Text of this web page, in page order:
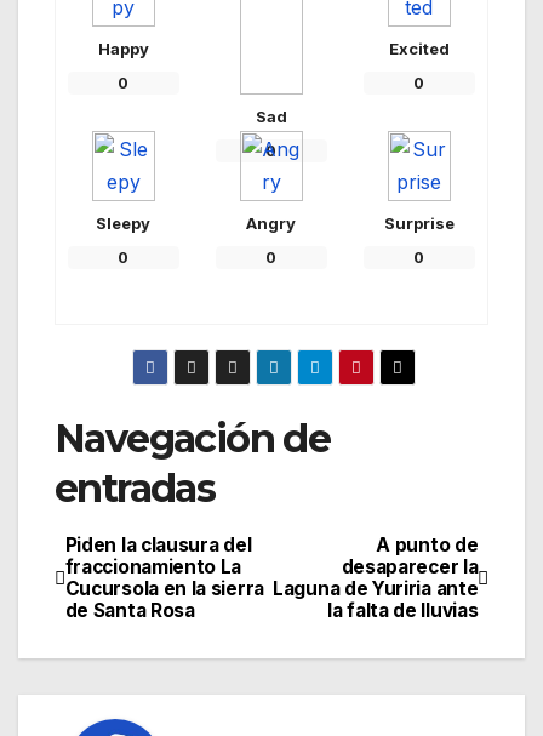
Happy
0
Sad
0
Excited
0
Sleepy
0
Angry
0
Surprise
0
Navegación de
entradas
A punto de
desaparecer la
Laguna de Yuriria ante
la falta de lluvias
Piden la clausura del
fraccionamiento La
Cucursola en la sierra
de Santa Rosa